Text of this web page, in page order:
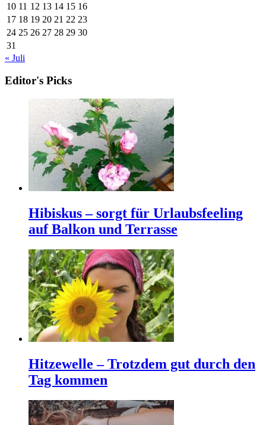
10 11 12 13 14 15 16
17 18 19 20 21 22 23
24 25 26 27 28 29 30
31
« Juli
Editor's Picks
Hibiskus – sorgt für Urlaubsfeeling
auf Balkon und Terrasse
Hitzewelle – Trotzdem gut durch den
Tag kommen